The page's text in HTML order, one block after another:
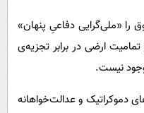
«ملی‌گرایی دفاعیِ پنهان»
ارضی در برابر تجزیه‌ی
نیست.
دموکراتیک و عدالت‌خواهانه